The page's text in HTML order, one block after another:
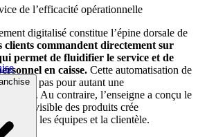
de l’efficacité opérationnelle
digitalisé constitue l’épine dorsale de
clients commandent directement sur
permet de fluidifier le service et de
en caisse. Cette automatisation de
signifie pas pour autant une
Au contraire, l’enseigne a conçu le
visible des produits crée
entre les équipes et la clientèle.